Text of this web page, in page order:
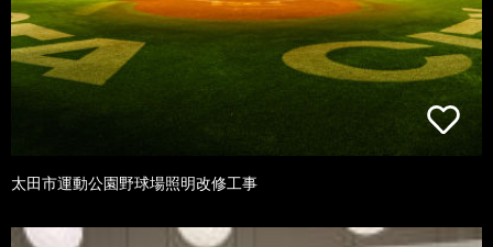
太田市運動公園野球場照明改修工事